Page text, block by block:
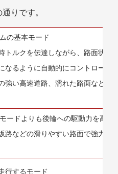
りです。
の基本モード
トルクを伝達しながら、路面状況
なるように自動的にコントロール
強い高速道路、濡れた路面などで
ードよりも後輪への駆動力を高く
路などの滑りやすい路面で強力な
行するモード